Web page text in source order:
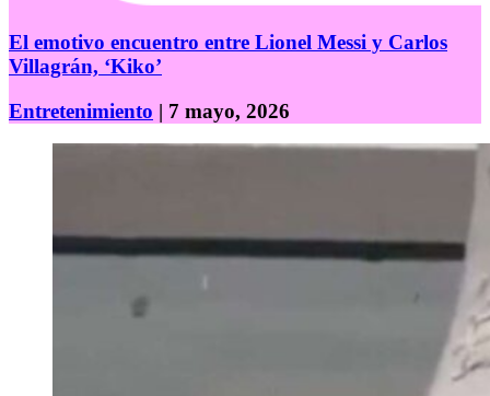
El emotivo encuentro entre Lionel Messi y Carlos
Villagrán, ‘Kiko’
Entretenimiento | 7 mayo, 2026